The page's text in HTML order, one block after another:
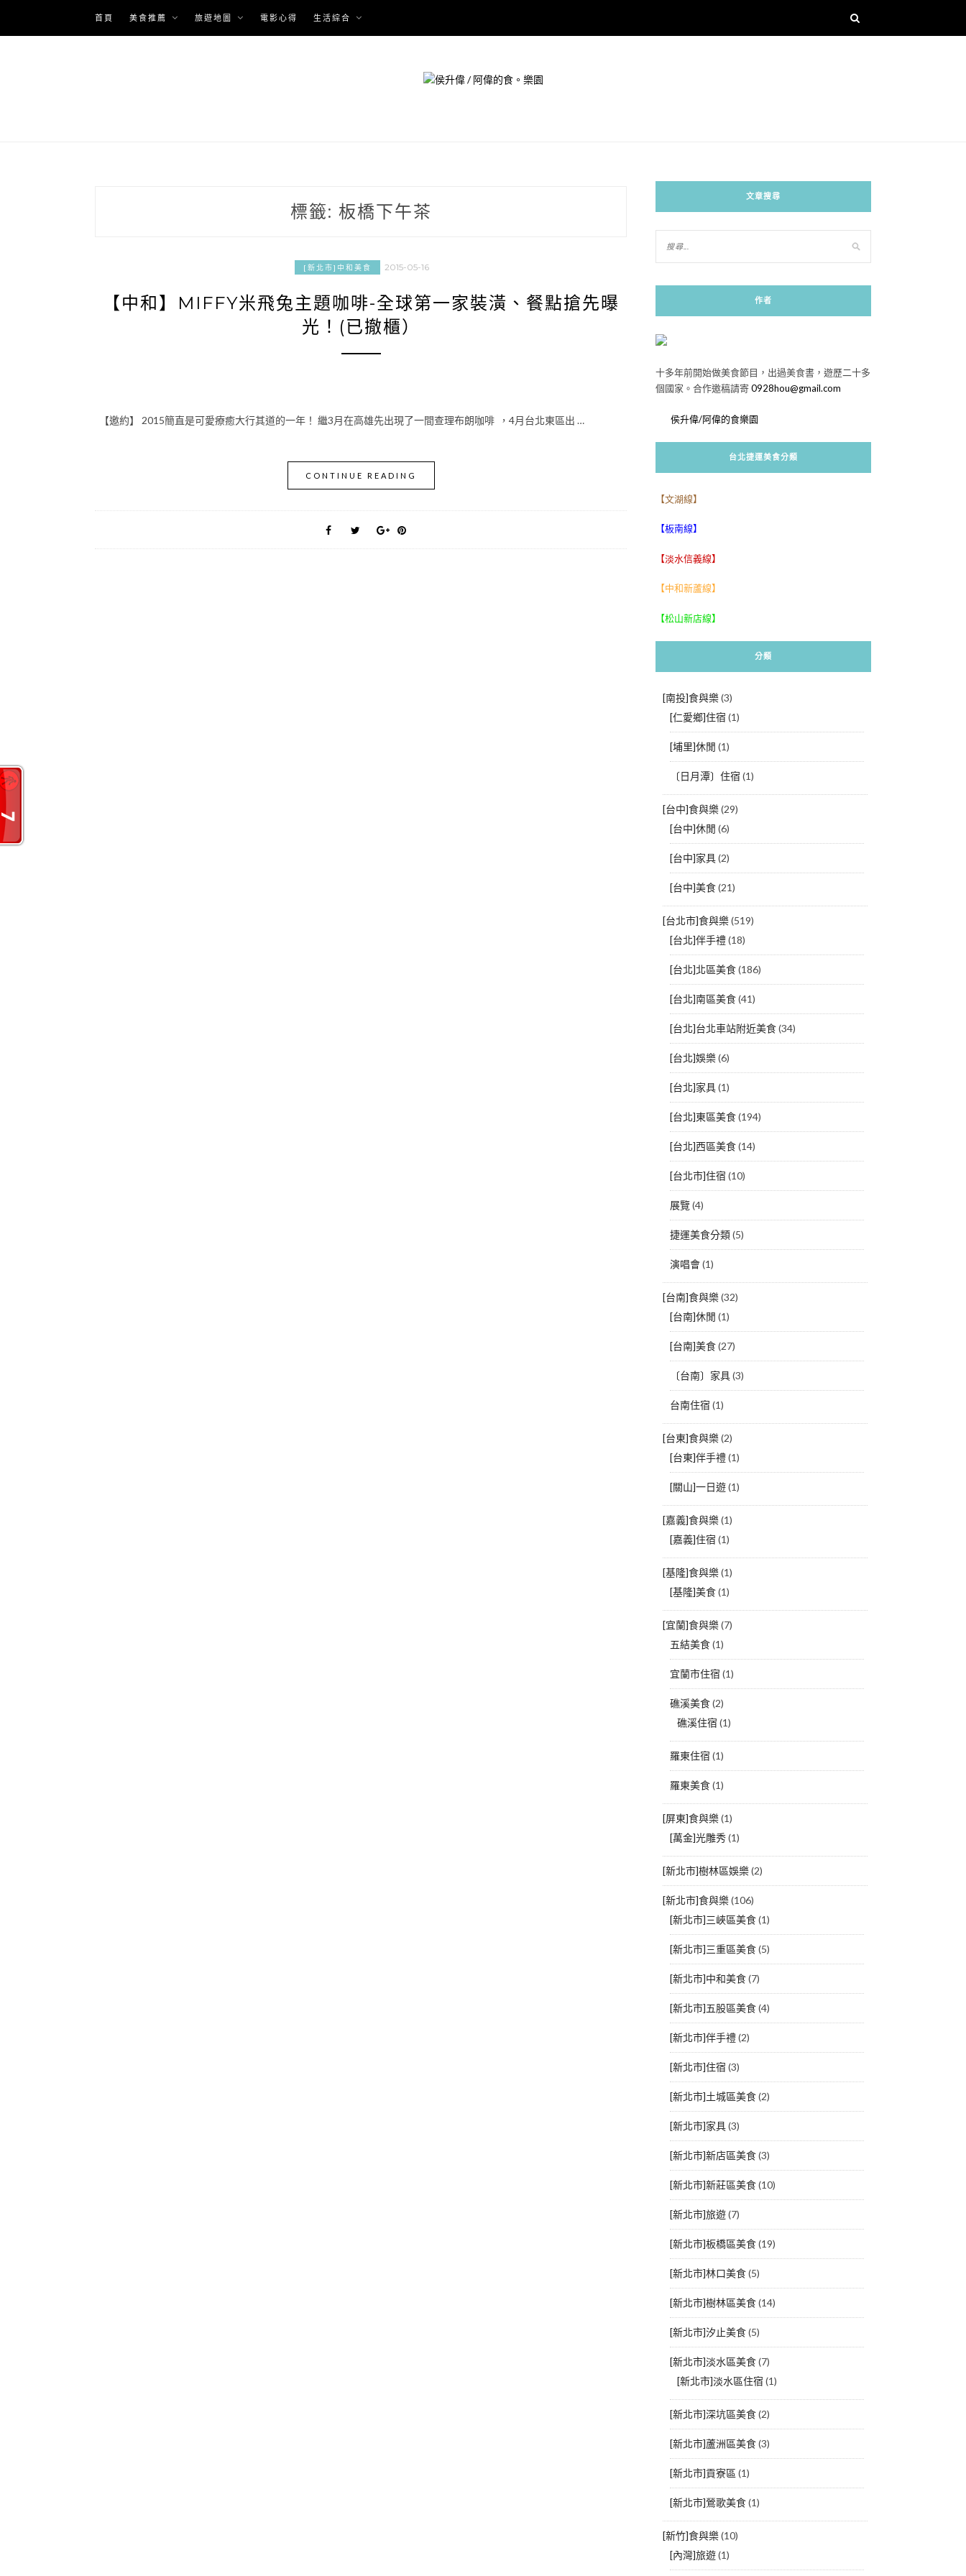
content
首頁 美食推薦 旅遊地圖 電影心得 生活綜合
標籤: 板橋下午茶
[新北市]中和美食 2015-05-16
【中和】MIFFY米飛兔主題咖啡-全球第一家裝潢、餐點搶先曝
光！(已撤櫃）
【邀約】 2015簡直是可愛療癒大行其道的一年！ 繼3月在高雄先出現了一間查理布朗咖啡 ，4月台北東區出 …
CONTINUE READING
文章搜尋
作者
十多年前開始做美食節目，出過美食書，遊歷二十多
個國家。合作邀稿請寄0928hou@gmail.com
侯升偉/阿偉的食樂園
台北捷運美食分類
【文湖線】
【板南線】
【淡水信義線】
【中和新蘆線】
【松山新店線】
分類
[南投]食與樂(3)
[仁愛鄉]住宿 (1)
[埔里]休閒 (1)
〔日月潭〕住宿 (1)
[台中]食與樂(29)
[台中]休閒 (6)
[台中]家具(2)
[台中]美食(21)
[台北市]食與樂(519)
[台北]伴手禮(18)
[台北]北區美食(186)
[台北]南區美食(41)
[台北]台北車站附近美食(34)
[台北]娛樂(6)
[台北]家具(1)
[台北]東區美食(194)
[台北]西區美食(14)
[台北市]住宿 (10)
展覽(4)
捷運美食分類(5)
演唱會(1)
[台南]食與樂(32)
[台南]休閒 (1)
[台南]美食(27)
〔台南〕家具(3)
台南住宿 (1)
[台東]食與樂(2)
[台東]伴手禮(1)
[關山]一日遊(1)
[嘉義]食與樂(1)
[嘉義]住宿 (1)
[基隆]食與樂(1)
[基隆]美食(1)
[宜蘭]食與樂(7)
五結美食(1)
宜蘭市住宿 (1)
礁溪美食(2)
礁溪住宿 (1)
羅東住宿 (1)
羅東美食(1)
[屏東]食與樂(1)
[萬金]光雕秀(1)
[新北市]樹林區娛樂(2)
[新北市]食與樂(106)
[新北市]三峽區美食(1)
[新北市]三重區美食(5)
[新北市]中和美食(7)
[新北市]五股區美食(4)
[新北市]伴手禮(2)
[新北市]住宿 (3)
[新北市]土城區美食(2)
[新北市]家具(3)
[新北市]新店區美食(3)
[新北市]新莊區美食(10)
[新北市]旅遊(7)
[新北市]板橋區美食(19)
[新北市]林口美食(5)
[新北市]樹林區美食(14)
[新北市]汐止美食(5)
[新北市]淡水區美食(7)
[新北市]淡水區住宿 (1)
[新北市]深坑區美食(2)
[新北市]蘆洲區美食(3)
[新北市]貢寮區 (1)
[新北市]鶯歌美食(1)
[新竹]食與樂(10)
[內灣]旅遊(1)